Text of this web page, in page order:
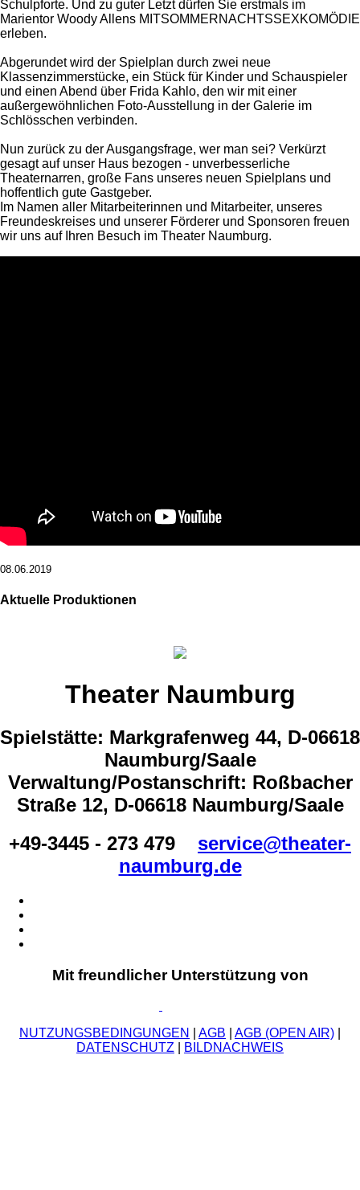
Schulpforte. Und zu guter Letzt dürfen Sie erstmals im
Marientor Woody Allens MITSOMMERNACHTSSEXKOMÖDIE
erleben.
Abgerundet wird der Spielplan durch zwei neue
Klassenzimmerstücke, ein Stück für Kinder und Schauspieler
und einen Abend über Frida Kahlo, den wir mit einer
außergewöhnlichen Foto-Ausstellung in der Galerie im
Schlösschen verbinden.
Nun zurück zu der Ausgangsfrage, wer man sei? Verkürzt
gesagt auf unser Haus bezogen - unverbesserliche
Theaternarren, große Fans unseres neuen Spielplans und
hoffentlich gute Gastgeber.
Im Namen aller Mitarbeiterinnen und Mitarbeiter, unseres
Freundeskreises und unserer Förderer und Sponsoren freuen
wir uns auf Ihren Besuch im Theater Naumburg.
08.06.2019
Aktuelle Produktionen
Theater Naumburg
Spielstätte: Markgrafenweg 44, D-06618
Naumburg/Saale
Verwaltung/Postanschrift: Roßbacher
Straße 12, D-06618 Naumburg/Saale
+49-3445 - 273 479
service@theater-
naumburg.de
Mit freundlicher Unterstützung von
NUTZUNGSBEDINGUNGEN AGB AGB (OPEN AIR)
DATENSCHUTZ
BILDNACHWEIS